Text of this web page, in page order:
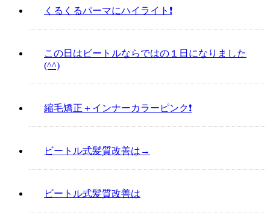
くるくるパーマにハイライト❗️
この日はビートルならではの１日になりました
(^^)
縮毛矯正＋インナーカラーピンク❗️
ビートル式髪質改善は→
ビートル式髪質改善は